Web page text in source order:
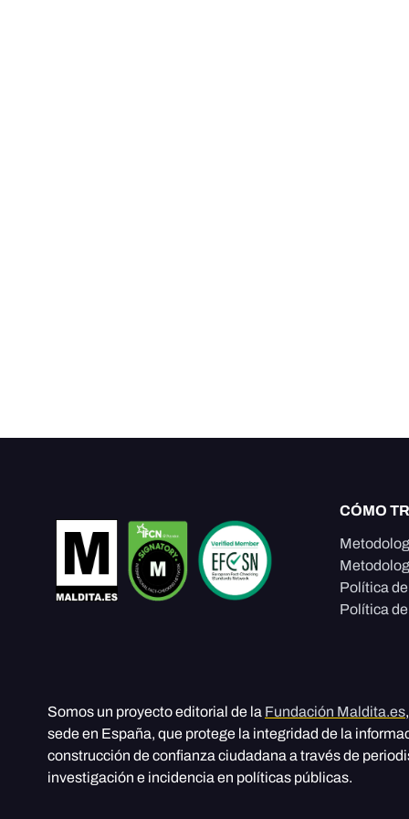
CÓMO
Política
Política
Somos un proyecto editorial de la Fundación Maldita.es
sede en España, que protege la integridad de la
construcción de confianza ciudadana a través de
investigación e incidencia en políticas públicas.